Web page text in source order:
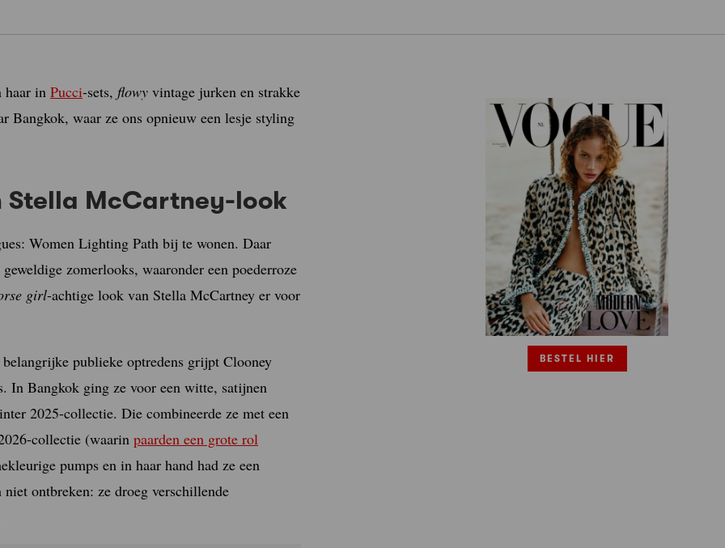
haar in Pucci-sets, flowy vintage jurken en strakke
Bangkok, waar ze ons opnieuw een lesje styling
Stella McCartney-look
Women Lighting Path bij te wonen. Daar
zomerlooks, waaronder een poederroze
girl-achtige look van Stella McCartney er voor
publieke optredens grijpt Clooney
In Bangkok ging ze voor een witte, satijnen
2025-collectie. Die combineerde ze met een
collectie (waarin paarden een grote rol
pumps en in haar hand had ze een
ontbreken: ze droeg verschillende
BESTEL HIER